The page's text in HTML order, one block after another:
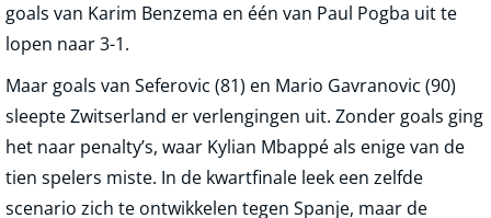
goals van Karim Benzema en één van Paul Pogba uit te
lopen naar 3-1.
Maar goals van Seferovic (81) en Mario Gavranovic (90)
sleepte Zwitserland er verlengingen uit. Zonder goals ging
het naar penalty’s, waar Kylian Mbappé als enige van de
tien spelers miste. In de kwartfinale leek een zelfde
scenario zich te ontwikkelen tegen Spanje, maar de